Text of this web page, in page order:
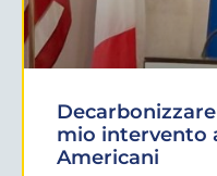
mio intervento
Americani